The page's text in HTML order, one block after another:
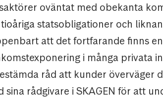
oväntat med obekanta
statsobligationer och
att det fortfarande finns
i många privata
råd att kunder överväger
sina rådgivare i SKAGEN för att